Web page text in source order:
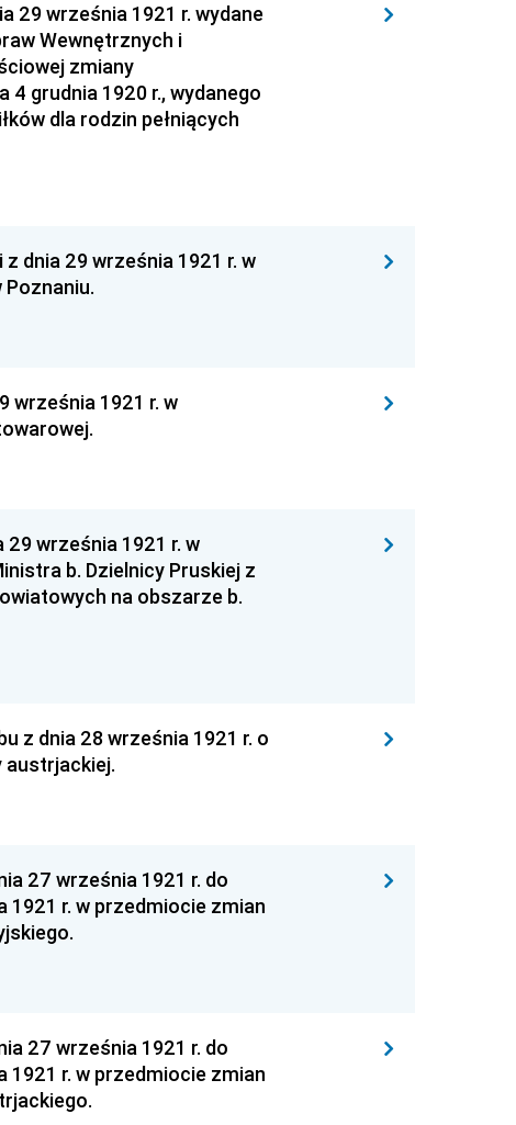
29 września 1921 r. wydane
Wewnętrznych i
zmiany
grudnia 1920 r., wydanego
dla rodzin pełniących
dnia 29 września 1921 r. w
września 1921 r. w
września 1921 r. w
b. Dzielnicy Pruskiej z
na obszarze b.
z dnia 28 września 1921 r. o
austrjackiej.
27 września 1921 r. do
1921 r. w przedmiocie zmian
27 września 1921 r. do
1921 r. w przedmiocie zmian